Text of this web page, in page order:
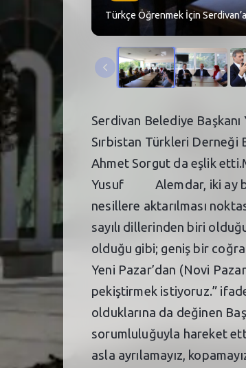
Türkçe Öğrenmek İçin
Serdivan Belediye
Sırbistan Türkleri Derneği
Ahmet Sorgut da eşlik
Yusuf Alemdar, iki ay
nesillere aktarılması
sayılı dillerinden biri
olduğu gibi; geniş bir
Yeni Pazar’dan (Novi
pekiştirmek istiyoruz.”
olduklarına da değinen
sorumluluğuyla hareket
asla ayrılamayız,